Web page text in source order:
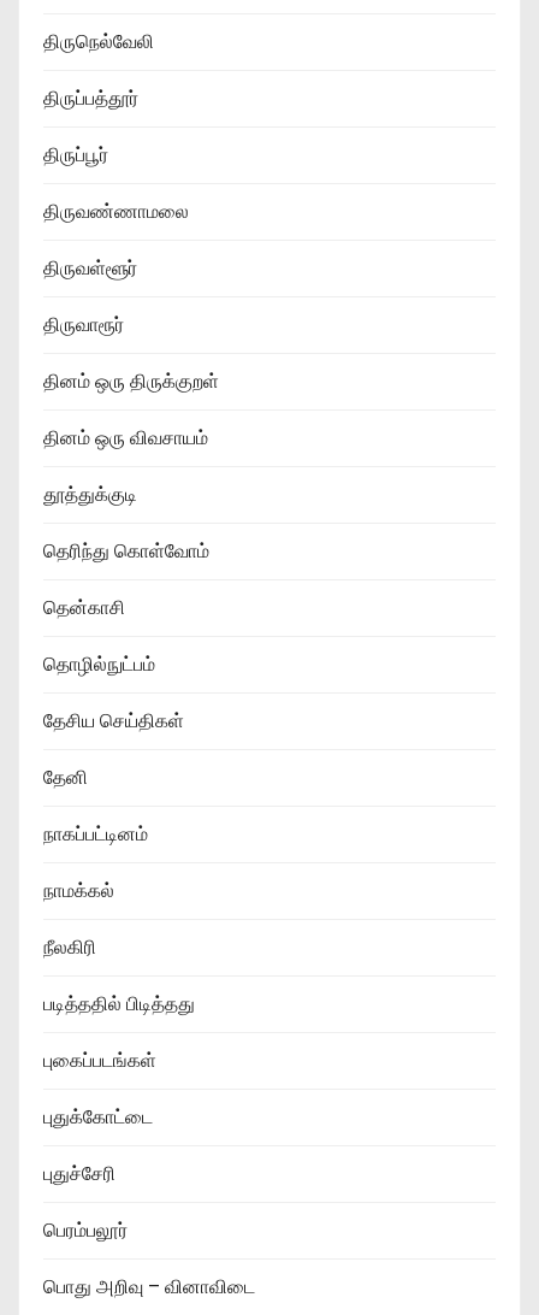
திருநெல்வேலி
திருப்பத்தூர்
திருப்பூர்
திருவண்ணாமலை
திருவள்ளூர்
திருவாரூர்
தினம் ஒரு திருக்குறள்
தினம் ஒரு விவசாயம்
தூத்துக்குடி
தெரிந்து கொள்வோம்
தென்காசி
தொழில்நுட்பம்
தேசிய செய்திகள்
தேனி
நாகப்பட்டினம்
நாமக்கல்
நீலகிரி
படித்ததில் பிடித்தது
புகைப்படங்கள்
புதுக்கோட்டை
புதுச்சேரி
பெரம்பலூர்
பொது அறிவு – வினாவிடை